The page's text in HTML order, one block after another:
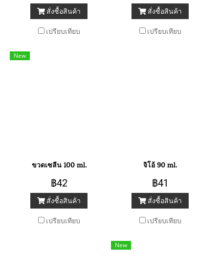
สั่งซื้อสินค้า
เปรียบเทียบ
สั่งซื้อสินค้า
เปรียบเทียบ
New
ขวดเซลีน 100 ml.
฿42
สั่งซื้อสินค้า
เปรียบเทียบ
จิโอ้ 90 ml.
฿41
สั่งซื้อสินค้า
เปรียบเทียบ
New